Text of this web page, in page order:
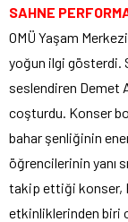
SAHNE
OMÜ Yaşam
yoğun ilgi gösterdi.
seslendiren Demet
coşturdu. Konser
bahar şenliğinin
öğrencilerinin yanı
takip ettiği konser,
etkinliklerinden biri